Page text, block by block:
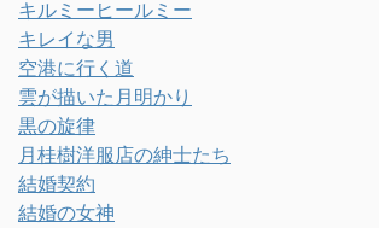
キルミーヒールミー
キレイな男
空港に行く道
雲が描いた月明かり
黒の旋律
月桂樹洋服店の紳士たち
結婚契約
結婚の女神